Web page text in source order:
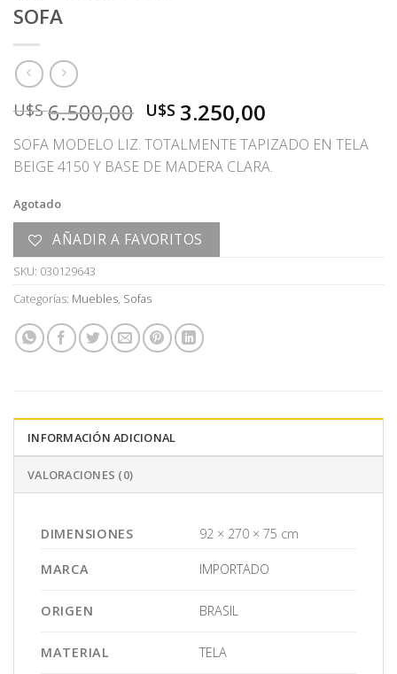
SOFA
U$S6.500,00 El
precio
original
era:
6.500,00.
U$S 3.250,00
precio
actual
es:
SOFA MODELO LIZ. TOTALMENTE TAPIZADO EN TELA
BEIGE 4150 Y BASE DE MADERA CLARA.
Agotado
AÑADIR A FAVORITOS
SKU: 030129643
Categorías: Muebles, Sofas
INFORMACIÓN ADICIONAL
VALORACIONES (0)
DIMENSIONES 92 × 270 × 75 cm
MARCA IMPORTADO
ORIGEN BRASIL
MATERIAL TELA